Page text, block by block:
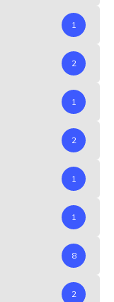
1
2
1
2
1
1
8
2